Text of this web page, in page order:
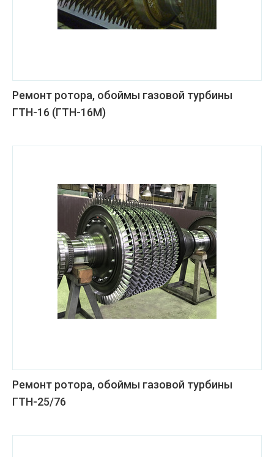
Ремонт ротора, обоймы газовой турбины
ГТН-16 (ГТН-16М)
Ремонт ротора, обоймы газовой турбины
ГТН-25/76